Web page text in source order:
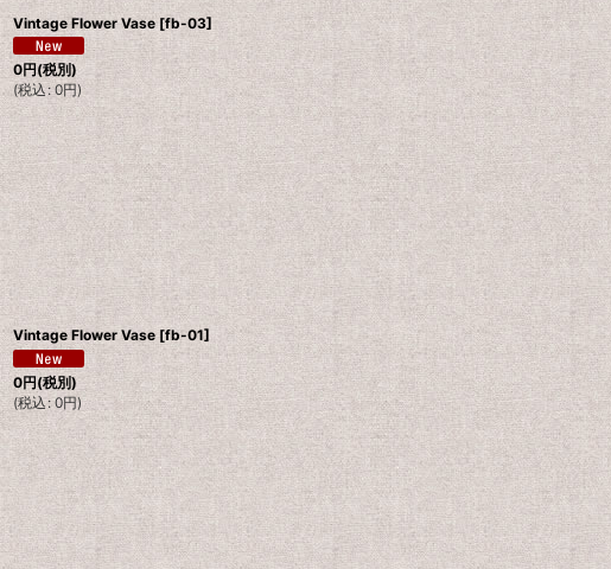
Vintage Flower Vase [fb-03]
0円(税別)
(税込: 0円)
Vintage Flower Vase [fb-01]
0円(税別)
(税込: 0円)